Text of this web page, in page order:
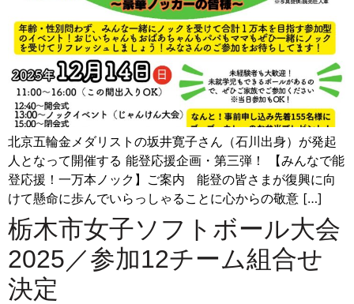
北京五輪金メダリストの坂井寛子さん（石川出身）が発起
人となって開催する 能登応援企画・第三弾！ 【みんなで能
登応援！一万本ノック】ご案内 能登の皆さまが復興に向
けて懸命に歩んでいらっしゃることに心からの敬意 […]
栃木市女子ソフトボール大会
2025／参加12チーム組合せ
決定